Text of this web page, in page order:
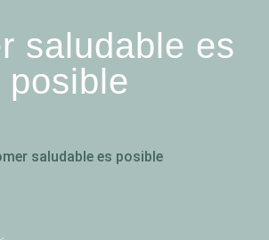
saludable es
posible
saludable es posible